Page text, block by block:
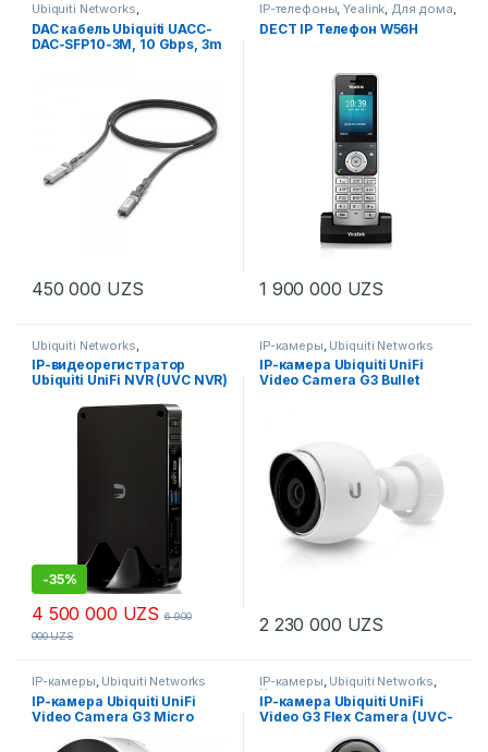
Ubiquiti Networks,
Вспомогательное
оборудование,Для дома,Для
офиса,Кабель витая пара,
Комплексные
DAC кабель Ubiquiti UACC-
DAC-SFP10-3M, 10 Gbps, 3m
450 000 UZS
IP-телефоны,Yealink, Для дома,
Для офиса Решения
DECT IP Телефон W56H
1 900 000 UZS
Ubiquiti Networks
Видеорегистратор
IP-видеорегистратор
Ubiquiti UniFi NVR (UVC NVR)
-35%
4 500 000 UZS 6 900
000UZS
IP-камеры Ubiquiti Networks
IP-камера Ubiquiti UniFi
Video Camera G3 Bullet
2 230 000 UZS
IP-камеры, Ubiquiti Networks
IP-камера Ubiquiti UniFi
Video Camera G3 Micro
IP-камеры, Ubiquiti Networks,
Камеры
IP-камера Ubiquiti UniFi
Video G3 Flex Camera (UVC-